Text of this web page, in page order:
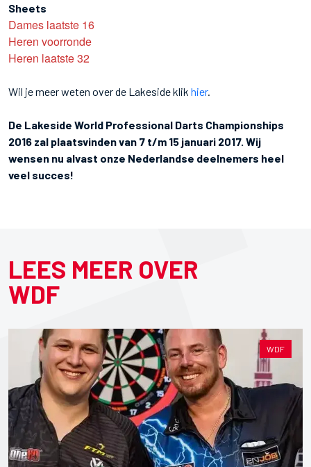
Sheets
Dames laatste 16
Heren voorronde
Heren laatste 32
Wil je meer weten over de Lakeside klik hier.
De Lakeside World Professional Darts Championships
2016 zal plaatsvinden van 7 t/m 15 januari 2017. Wij
wensen nu alvast onze Nederlandse deelnemers heel
veel succes!
LEES MEER OVER
WDF
WDF